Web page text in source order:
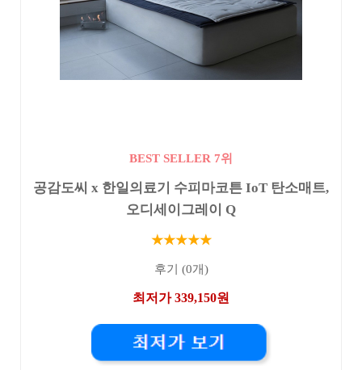
BEST SELLER 7위
공감도씨 x 한일의료기 수피마코튼 IoT 탄소매트,
오디세이그레이 Q
★★★★★
후기 (0개)
최저가 339,150원